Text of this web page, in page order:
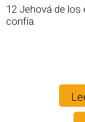
12 Jehová de los
confía.